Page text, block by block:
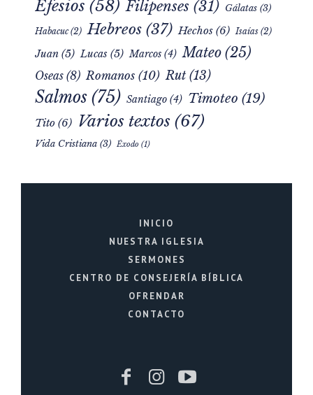
Efesios (58) Filipenses (31) Gálatas (3)
Habacuc (2) Hebreos (37) Hechos (6) Isaías (2)
Juan (5) Lucas (5) Marcos (4) Mateo (25)
Oseas (8) Romanos (10) Rut(13)
Salmos (75) Santiago (4) Timoteo (19)
Tito (6) Varios textos (67)
Vida Cristiana (3) Éxodo (1)
INICIO
NUESTRA IGLESIA
SERMONES
CENTRO DE CONSEJERÍA BÍBLICA
OFRENDAR
CONTACTO